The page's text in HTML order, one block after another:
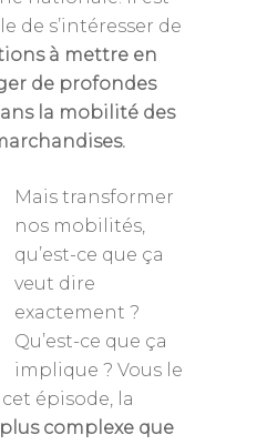
de s’intéresser de
à mettre en
de profondes
la mobilité des
Mais transformer
nos mobilités,
qu’est-ce que ça
veut dire
exactement ?
Qu’est-ce que ça
implique ? Vous le
épisode, la
complexe que